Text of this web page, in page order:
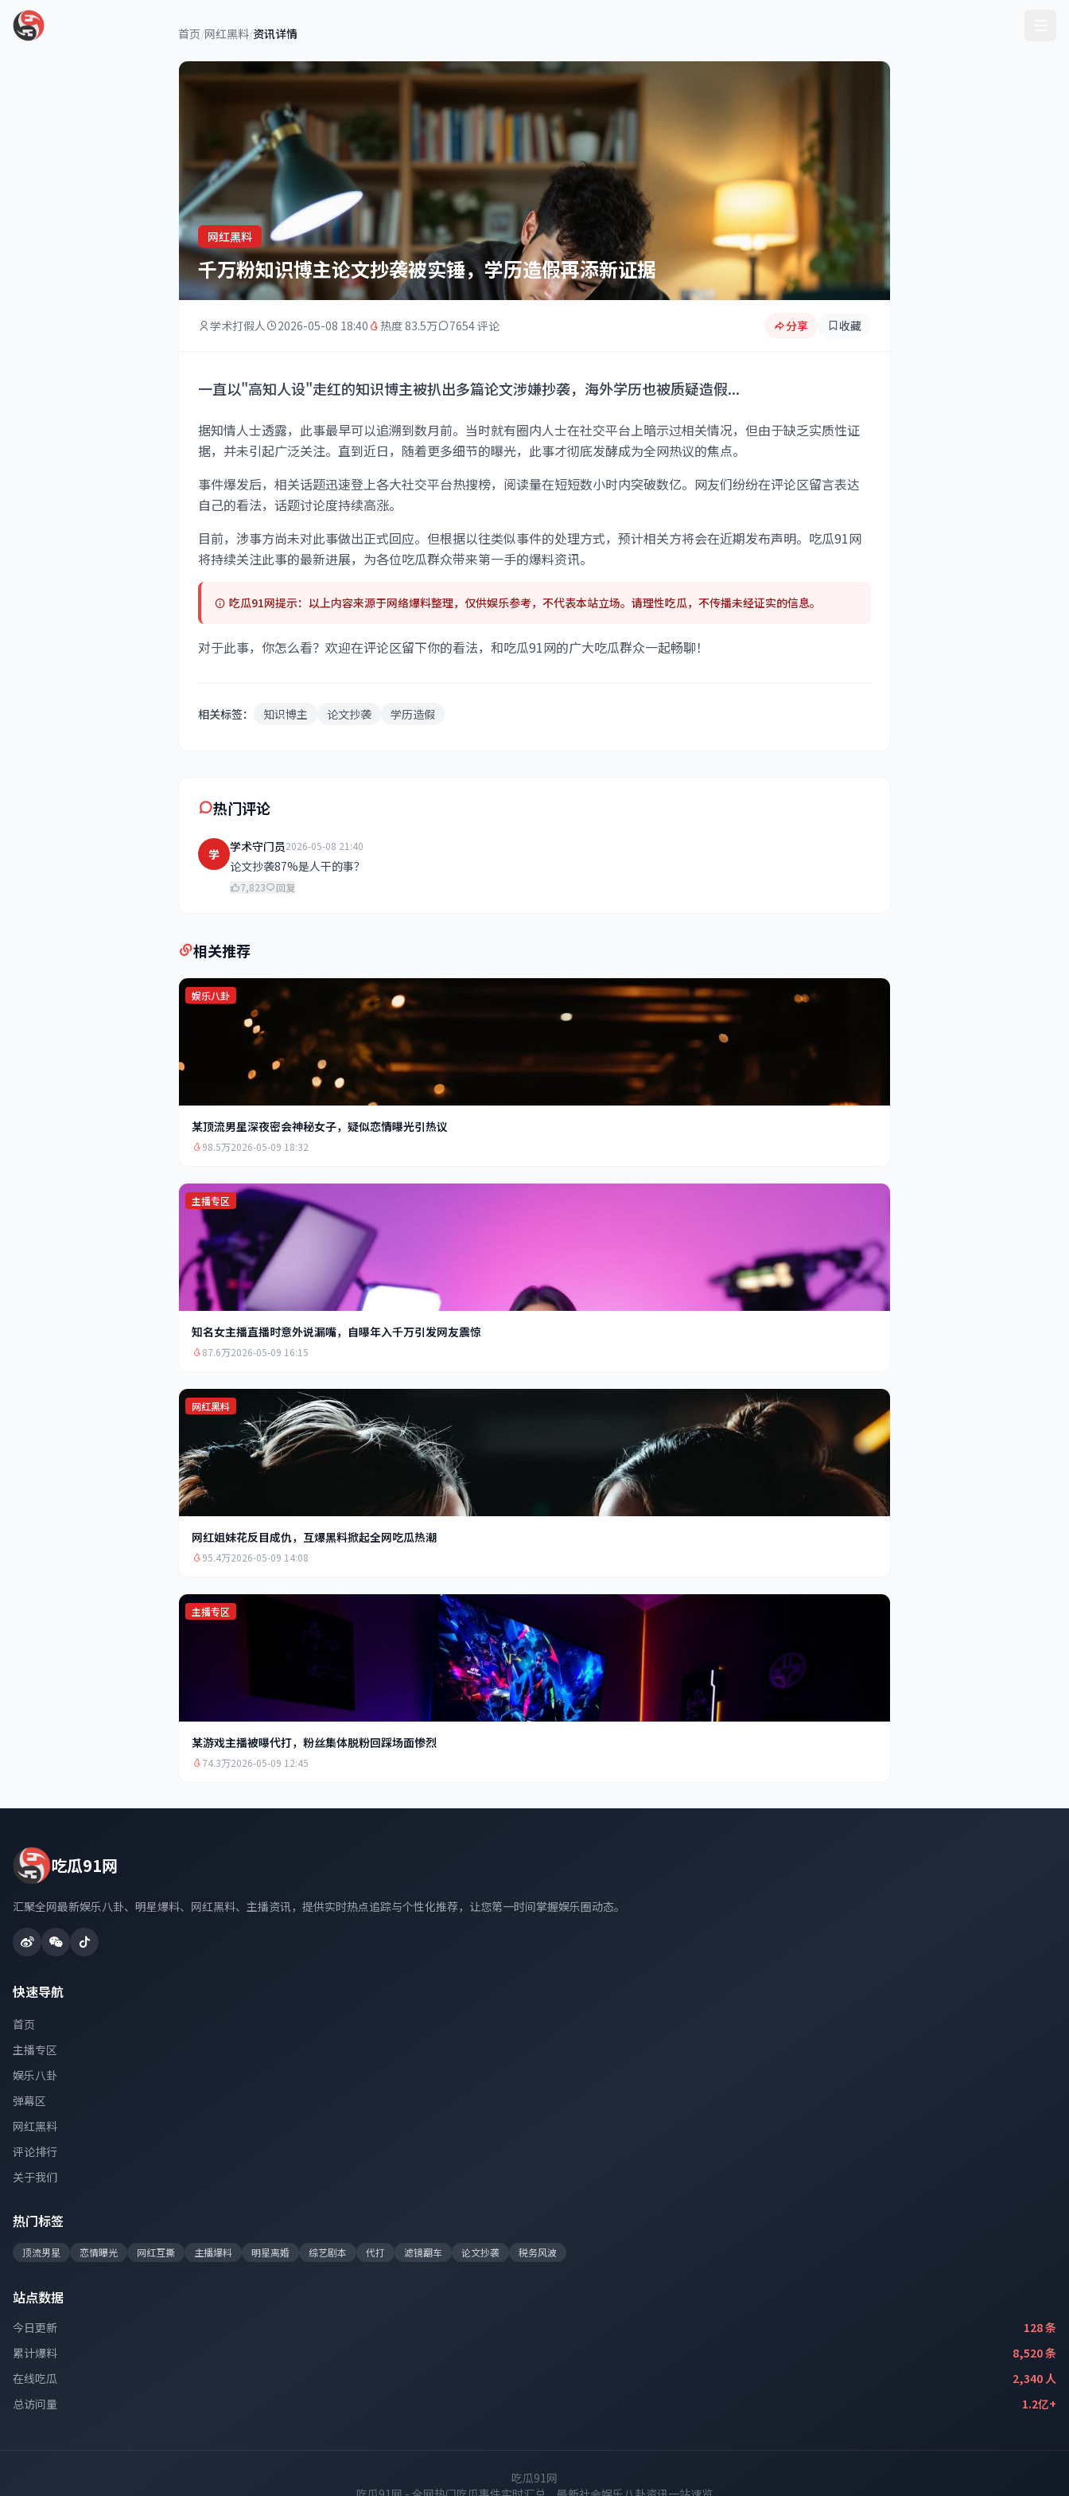
首页/网红黑料/资讯详情
网红黑料
千万粉知识博主论文抄袭被实锤，学历造假再添新证据
学术打假人 2026-05-08 18:40 热度 83.5万 7654 评论 分享 收藏
一直以"高知人设"走红的知识博主被扒出多篇论文涉嫌抄袭，海外学历也被质疑造假...
据知情人士透露，此事最早可以追溯到数月前。当时就有圈内人士在社交平台上暗示过相关情况，但由于缺乏实质性证
据，并未引起广泛关注。直到近日，随着更多细节的曝光，此事才彻底发酵成为全网热议的焦点。
事件爆发后，相关话题迅速登上各大社交平台热搜榜，阅读量在短短数小时内突破数亿。网友们纷纷在评论区留言表达
自己的看法，话题讨论度持续高涨。
目前，涉事方尚未对此事做出正式回应。但根据以往类似事件的处理方式，预计相关方将会在近期发布声明。吃瓜91网
将持续关注此事的最新进展，为各位吃瓜群众带来第一手的爆料资讯。
吃瓜91网提示：以上内容来源于网络爆料整理，仅供娱乐参考，不代表本站立场。请理性吃瓜，不传播未经证实的信息。
对于此事，你怎么看？欢迎在评论区留下你的看法，和吃瓜91网的广大吃瓜群众一起畅聊！
相关标签： 知识博主 论文抄袭 学历造假
热门评论
学 学术守门员2026-05-08 21:40
论文抄袭87%是人干的事？
7,823 回复
相关推荐
娱乐八卦
某顶流男星深夜密会神秘女子，疑似恋情曝光引热议
98.5万2026-05-09 18:32
主播专区
知名女主播直播时意外说漏嘴，自曝年入千万引发网友震惊
87.6万2026-05-09 16:15
网红黑料
网红姐妹花反目成仇，互爆黑料掀起全网吃瓜热潮
95.4万2026-05-09 14:08
主播专区
某游戏主播被曝代打，粉丝集体脱粉回踩场面惨烈
74.3万2026-05-09 12:45
吃瓜91网
汇聚全网最新娱乐八卦、明星爆料、网红黑料、主播资讯，提供实时热点追踪与个性化推荐，让您第一时间掌握娱乐圈动态。
快速导航
首页
主播专区
娱乐八卦
弹幕区
网红黑料
评论排行
关于我们
热门标签
顶流男星 恋情曝光 网红互撕 主播爆料 明星离婚 综艺剧本 代打 滤镜翻车 论文抄袭 税务风波
站点数据
今日更新
128 条
累计爆料
8,520 条
在线吃瓜
2,340 人
总访问量
1.2亿+
吃瓜91网